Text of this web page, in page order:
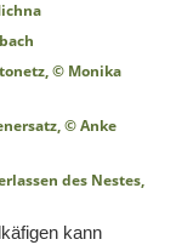
kann